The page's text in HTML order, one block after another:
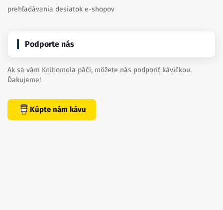
prehľadávania desiatok e-shopov
Podporte nás
Ak sa vám Knihomola páči, môžete nás podporiť kávičkou.
Ďakujeme!
Kúpte nám kávu